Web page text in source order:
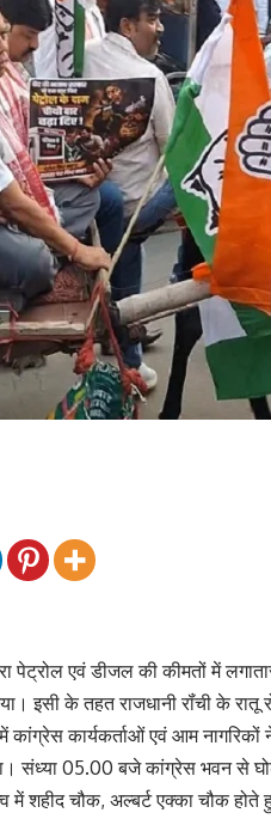
पेट्रोल एवं डीजल की कीमतों में
इसी के तहत राजधानी रॉंची के
कार्यकर्ताओं एवं आम नागरिकों
संध्या 05.00 बजे कांग्रेस भवन से
शहीद चौक, अल्बर्ट एक्का चौक होते